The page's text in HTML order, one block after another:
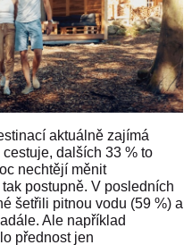
aktuálně zajímá
dalších 33 % to
nechtějí měnit
postupně. V posledních
šetřili pitnou vodu (59 %) a
Ale například
přednost jen